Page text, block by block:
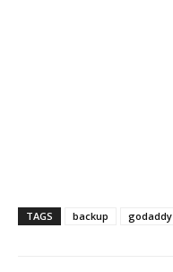
TAGS backup godaddy